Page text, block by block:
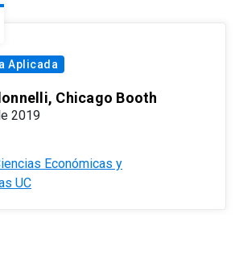
Aplicada
Chicago Booth
2019
Económicas y
UC